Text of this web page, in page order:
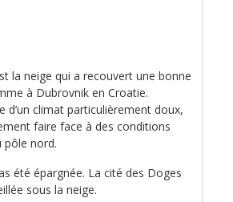
la neige qui a recouvert une bonne
à Dubrovnik en Croatie.
d’un climat particulièrement doux,
faire face à des conditions
pôle nord.
été épargnée. La cité des Doges
sous la neige.